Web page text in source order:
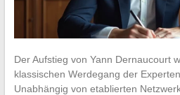
Der Aufstieg von Yann Dernaucourt
klassischen Werdegang der
Unabhängig von etablierten